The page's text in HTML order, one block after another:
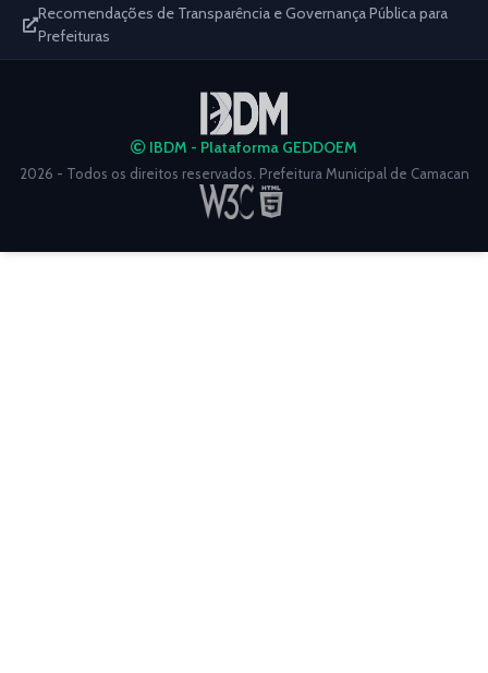
Recomendações de Transparência e Governança Pública para
Prefeituras
IBDM - Plataforma GEDDOEM
2026 - Todos os direitos reservados. Prefeitura Municipal de Camacan